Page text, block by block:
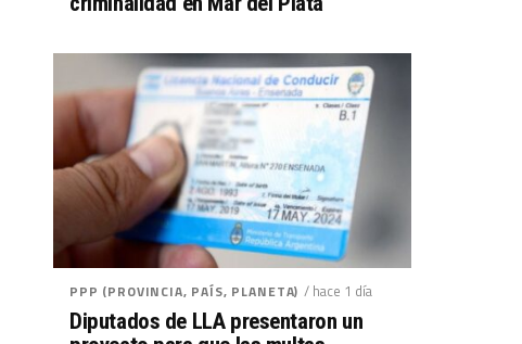
PPP (PROVINCIA, PAÍS, PLANETA) / hace 1 día
Diputados de LLA presentaron un